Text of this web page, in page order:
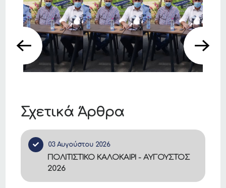
Σχετικά Άρθρα
03 Αυγούστου 2026
ΠΟΛΙΤΙΣΤΙΚΟ ΚΑΛΟΚΑΙΡΙ - ΑΥΓΟΥΣΤΟΣ
2026